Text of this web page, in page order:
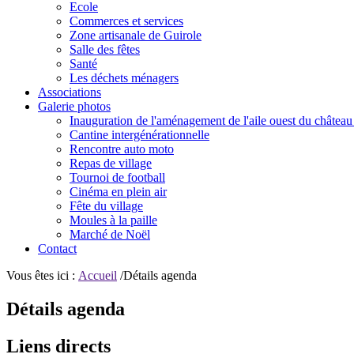
Ecole
Commerces et services
Zone artisanale de Guirole
Salle des fêtes
Santé
Les déchets ménagers
Associations
Galerie photos
Inauguration de l'aménagement de l'aile ouest du
Cantine intergénérationnelle
Rencontre auto moto
Repas de village
Tournoi de football
Cinéma en plein air
Fête du village
Moules à la paille
Marché de Noël
Contact
Vous êtes ici : Accueil /Détails agenda
Détails agenda
Liens directs